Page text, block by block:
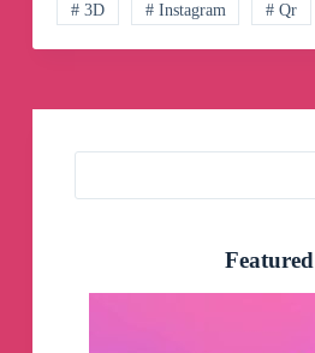
# 3D # Instagram # Qr
Featured